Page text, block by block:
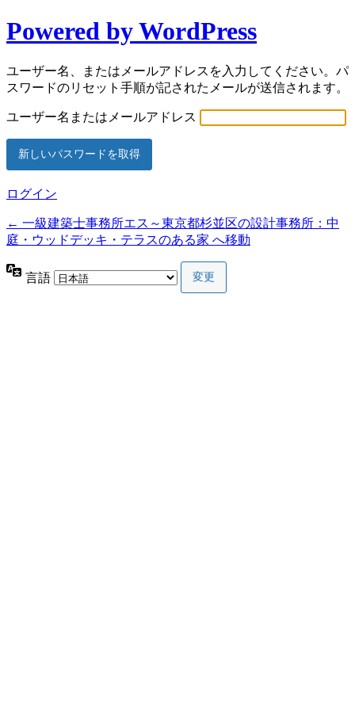
Powered by WordPress
ユーザー名、またはメールアドレスを入力してください。パ
スワードのリセット手順が記されたメールが送信されます。
ユーザー名またはメールアドレス
ログイン
← 一級建築士事務所エス～東京都杉並区の設計事務所：中
庭・ウッドデッキ・テラスのある家 へ移動
言語